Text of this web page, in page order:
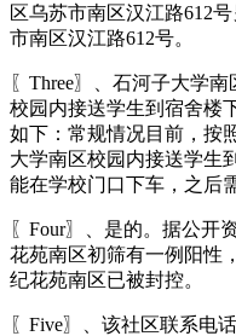
区乌苏市南区汉江路612
市南区汉江路612号。
〖Three〗、石河子大学
校园内接送学生到宿舍楼
如下：常规情况目前，按
大学南区校园内接送学生
能在学校门口下车，之后
〖Four〗、是的。据公开
花苑南区初筛有一例阳性
纪花苑南区已被封控。
〖Five〗、该社区联系电